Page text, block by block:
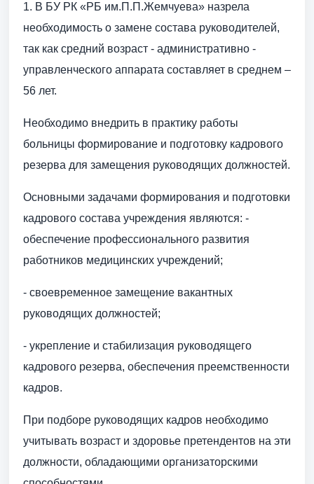
1. В БУ РК «РБ им.П.П.Жемчуева» назрела
необходимость о замене состава руководителей,
так как средний возраст - административно -
управленческого аппарата составляет в среднем –
56 лет.
Необходимо внедрить в практику работы
больницы формирование и подготовку кадрового
резерва для замещения руководящих должностей.
Основными задачами формирования и подготовки
кадрового состава учреждения являются: -
обеспечение профессионального развития
работников медицинских учреждений;
- своевременное замещение вакантных
руководящих должностей;
- укрепление и стабилизация руководящего
кадрового резерва, обеспечения преемственности
кадров.
При подборе руководящих кадров необходимо
учитывать возраст и здоровье претендентов на эти
должности, обладающими организаторскими